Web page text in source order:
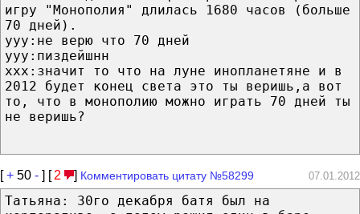
игру "Монополия" длилась 1680 часов (больше
70 дней).
yyy:не верю что 70 дней
yyy:пиздейшнн
ххх:значит то что на луне инопланетяне и в
2012 будет конец света это ты веришь,а вот
то, что в монополию можно играть 70 дней ты
не веришь?
[+ 50 - ] [ 2 ] Комментировать цитату №58299 07.01.2012
Татьяна: 30го декабря батя был на